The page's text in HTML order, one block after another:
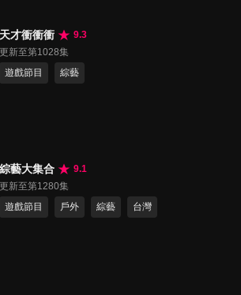
天才衝衝衝
9.3
更新至第1028集
遊戲節目
綜藝
綜藝大集合
9.1
更新至第1280集
遊戲節目
戶外 綜藝 台灣